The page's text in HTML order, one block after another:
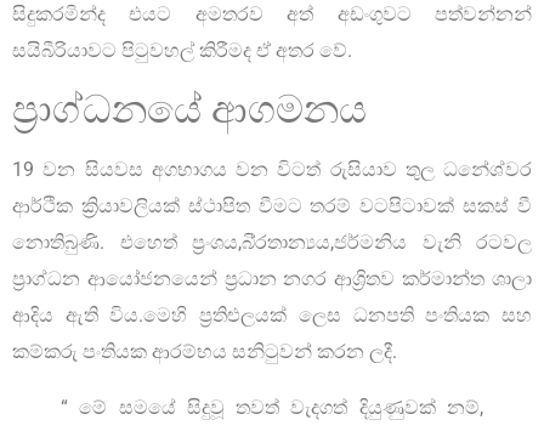
සිදුකරමින්ද එයට අමතරව අත් අඩංගුවට පත්වන්නන්
සයිබීරියාවට පිටුවහල් කිරීමද ඒ අතර වේ.
ප්‍රාග්ධනයේ ආගමනය
19 වන සියවස අගභාගය වන විටත් රුසියාව තුල ධනේශ්වර
ආර්ථික ක්‍රියාවලියක් ස්ථාපිත වීමට තරම් වටපිටාවක් සකස් වී
නොතිබුණි. එහෙත් ප්‍රංශය,බි්‍රතාන්‍යය,ජර්මනිය වැනි රටවල
ප්‍රාග්ධන ආයෝජනයෙන් ප්‍රධාන නගර ආශ්‍රිතව කර්මාන්ත ශාලා
ආදිය ඇති විය.මෙහි ප්‍රතිළුලයක් ලෙස ධනපති පංතියක සහ
කම්කරු පංතියක ආරම්භය සනිටුවන් කරන ලදී.
“ මේ සමයේ සිදුවූ තවත් වැදගත් දියුණුවක් නම්,